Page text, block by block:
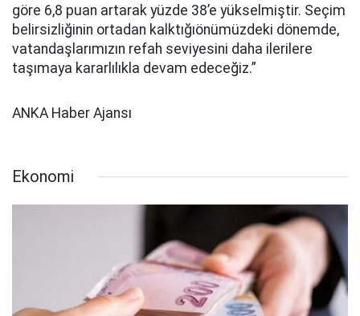
göre 6,8 puan artarak yüzde 38’e yükselmiştir. Seçim
belirsizliğinin ortadan kalktığıönümüzdeki dönemde,
vatandaşlarımızın refah seviyesini daha ilerilere
taşımaya kararlılıkla devam edeceğiz.”
ANKA Haber Ajansı
Ekonomi